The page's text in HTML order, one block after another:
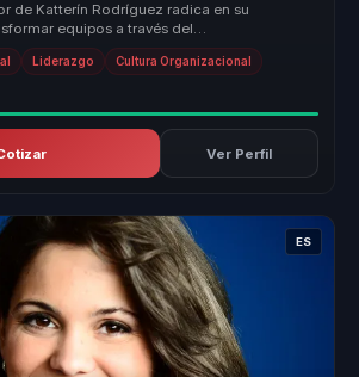
de Katterín Rodríguez radica en su
equipos a través del
el desarrollo...
Liderazgo Cultura Organizacional
Ver Perfil
ES